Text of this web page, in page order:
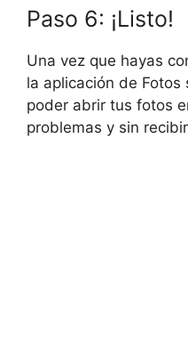
Paso 6: ¡Listo!
Una vez que hayas
la aplicación de
poder abrir tus fotos
problemas y sin